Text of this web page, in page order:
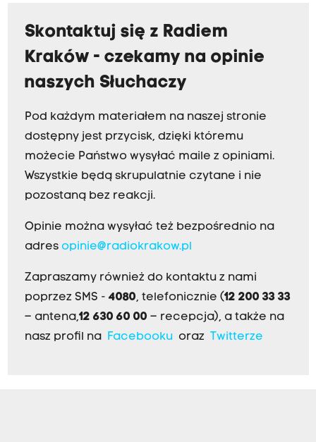
Skontaktuj się z Radiem
Kraków - czekamy na opinie
naszych Słuchaczy
Pod każdym materiałem na naszej stronie
dostępny jest przycisk, dzięki któremu
możecie Państwo wysyłać maile z opiniami.
Wszystkie będą skrupulatnie czytane i nie
pozostaną bez reakcji.
Opinie można wysyłać też bezpośrednio na
adres opinie@radiokrakow.pl
Zapraszamy również do kontaktu z nami
poprzez SMS - 4080, telefonicznie (12 200 33 33
– antena,12 630 60 00 – recepcja), a także na
nasz profil na Facebookuoraz Twitterze